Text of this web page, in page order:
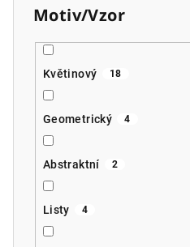
Motiv/Vzor
Květinový 18
Geometrický 4
Abstraktní 2
Listy 4